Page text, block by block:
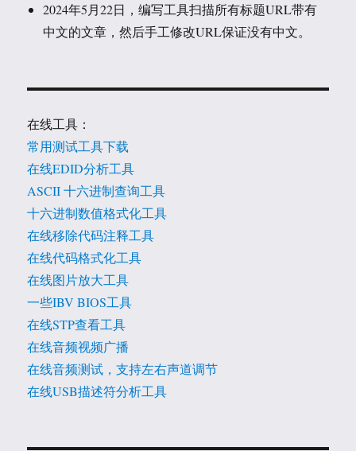
2024年5月22日，编写工具扫描所有标题URL带有
中文的文章，然后手工修改URL保证没有中文。
在线工具：
常用测试工具下载
在线EDID分析工具
ASCII 十六进制查询工具
十六进制数值格式化工具
在线移除代码注释工具
在线代码格式化工具
在线图片放大工具
一些IBV BIOS工具
在线STP查看工具
在线音频视频广播
在线音频测试，支持左右声道调节
在线USB描述符分析工具